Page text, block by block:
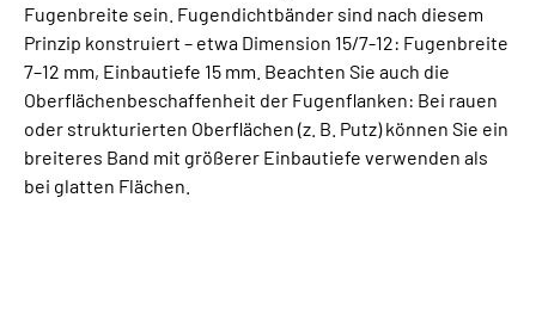
Fugenbreite sein. Fugendichtbänder sind nach diesem
Prinzip konstruiert – etwa Dimension 15/7-12: Fugenbreite
7–12 mm, Einbautiefe 15 mm. Beachten Sie auch die
Oberflächenbeschaffenheit der Fugenflanken: Bei rauen
oder strukturierten Oberflächen (z. B. Putz) können Sie ein
breiteres Band mit größerer Einbautiefe verwenden als
bei glatten Flächen.